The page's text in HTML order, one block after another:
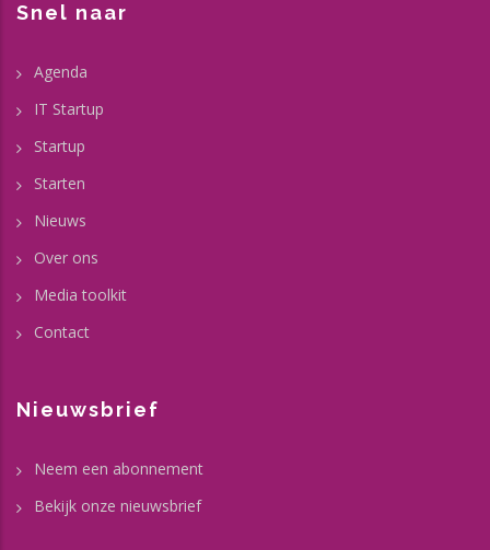
Snel naar
Agenda
IT Startup
Startup
Starten
Nieuws
Over ons
Media toolkit
Contact
Nieuwsbrief
Neem een abonnement
Bekijk onze nieuwsbrief